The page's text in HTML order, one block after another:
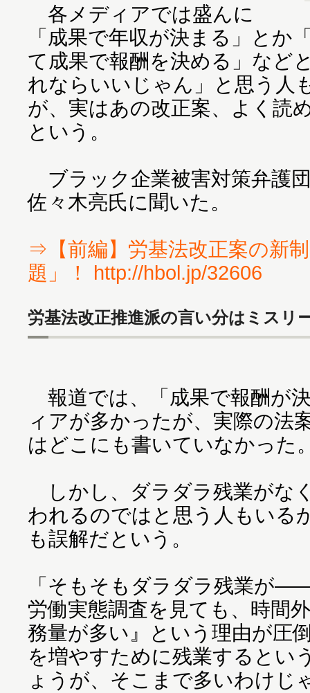
各メディアでは盛んに
「成果で年収が決まる」とか
て成果で報酬を決める」など
れならいいじゃん」と思う人
が、実はあの改正案、よく読
という。
ブラック企業被害対策弁護
佐々木亮氏に聞いた。
⇒【前編】労基法改正案の新
題」！ http://hbol.jp/32606
労基法改正推進派の言い分はミスリ
報道では、「成果で報酬が
ィアが多かったが、実際の法
はどこにも書いていなかった
しかし、ダラダラ残業がな
われるのではと思う人もいる
も誤解だという。
「そもそもダラダラ残業が
労働実態調査を見ても、時間
務量が多い』という理由が圧
を増やすために残業するとい
ょうが、そこまで多いわけじ